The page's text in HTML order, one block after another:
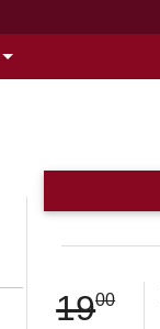
1900